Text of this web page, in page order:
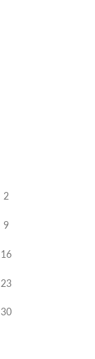
2
9
16
23
30